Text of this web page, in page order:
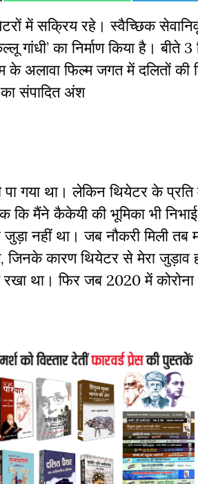
में सक्रिय रहे। स्वैच्छिक
का निर्माण किया है। बीते 3
अलावा फिल्म जगत में दलिताें की
संपादित अंश
पा गया था। लेकिन थियेटर के
कि मैंने कैकेयी की भूमिका भी
नहीं था। जब नौकरी मिली तब
कारण थियेटर से मेरा जुड़ाव
था। फिर जब 2020 में